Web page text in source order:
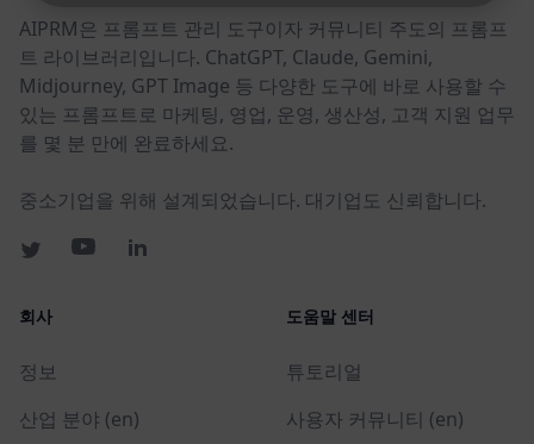
AIPRM은 프롬프트 관리 도구이자 커뮤니티 주도의 프롬프
트 라이브러리입니다. ChatGPT, Claude, Gemini,
Midjourney, GPT Image 등 다양한 도구에 바로 사용할 수
있는 프롬프트로 마케팅, 영업, 운영, 생산성, 고객 지원 업무
를 몇 분 만에 완료하세요.
중소기업을 위해 설계되었습니다. 대기업도 신뢰합니다.
회사
정보
산업 분야 (en)
도움말 센터
튜토리얼
사용자 커뮤니티 (en)